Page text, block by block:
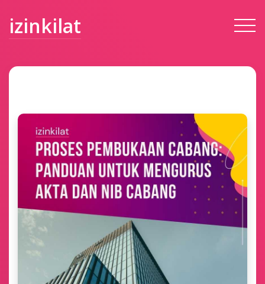
izinkilat